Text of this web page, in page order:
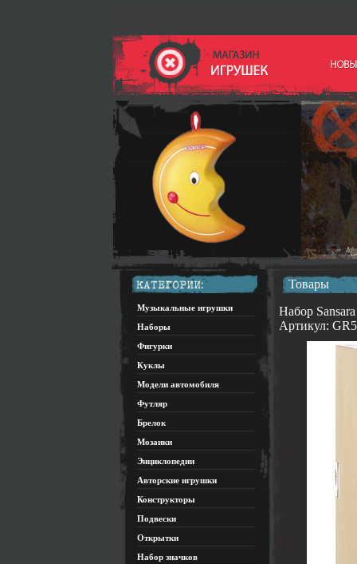
Музыкальные игрушки
Наборы
Фигурки
Куклы
Модели автомобиля
Футляр
Брелок
Мозаики
Энциклопедии
Авторские игрушки
Конструкторы
Подвески
Открытки
Набор значков
Товары
Набор
Артикул: